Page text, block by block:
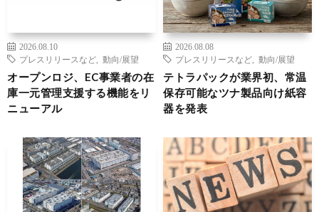
2026.08.10
プレスリリースなど
動向/展望
オープンロジ、EC事業者の在
庫一元管理支援する機能をリ
ニューアル
2026.08.08
プレスリリースなど
動向/展望
テトラパックが業界初、常温
保存可能なツナ製品向け紙容
器を発表